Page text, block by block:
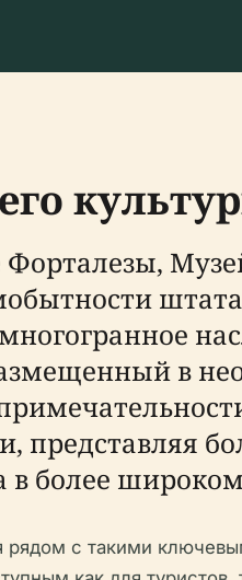
в
более широком
с такими